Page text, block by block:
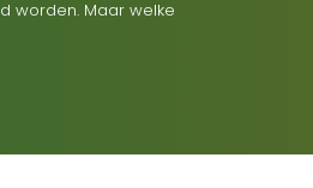
worden. Maar welke